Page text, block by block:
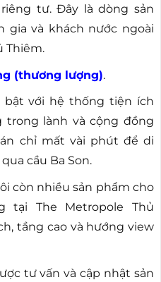
tư. Đây là dòng sản
gia và khách nước ngoài
Thiêm.
(thương lượng).
bật với hệ thống tiện ích
trong lành và cộng đồng
chỉ mất vài phút để di
cầu Ba Son.
còn nhiều sản phẩm cho
tại The Metropole Thủ
tầng cao và hướng view
tư vấn và cập nhật sản